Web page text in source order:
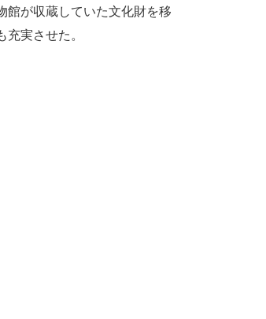
館が収蔵していた文化財を移
実させた。